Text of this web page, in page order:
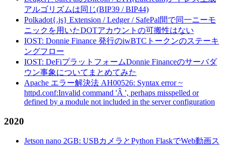
アルゴリズムは同じ(BIP39 / BIP44)
Polkadot{.js} Extension / Ledger / SafePal間で同一ニーモ
ニックを用いたDOTアカウントの可搬性はない
IOST: Donnie Finance 発行のiwBTCトークンのステーキ
ングフロー
IOST: DeFiプラットフォームDonnie Financeのサーバダ
ウン事象についてまとめてみた
Apache エラー解決法 AH00526: Syntax error ~
httpd.conf:Invalid command 'Â ', perhaps misspelled or
defined by a module not included in the server configuration
2020
Jetson nano 2GB: USBカメラとPython FlaskでWeb動画ス